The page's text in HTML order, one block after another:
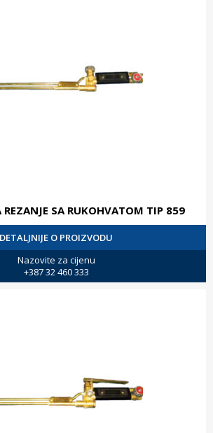
SA RUKOHVATOM TIP 859
DETALJNIJE O PROIZVODU
Nazovite za cijenu
+387 32 460 333